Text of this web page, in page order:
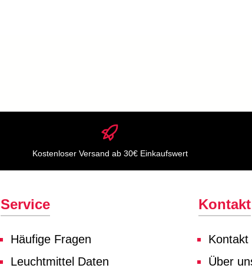
Kostenloser Versand ab 30€ Einkaufswert
Service
Häufige Fragen
Leuchtmittel Daten
Kontakt
Kontakt
Über